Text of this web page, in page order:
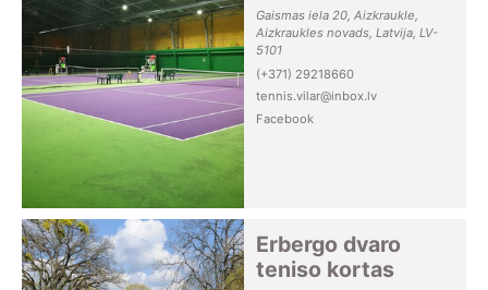
Gaismas iela 20, Aizkraukle,
Aizkraukles novads, Latvija, LV-
5101
(+371) 29218660
tennis.vilar@inbox.lv
Facebook
Erbergo dvaro
teniso kortas